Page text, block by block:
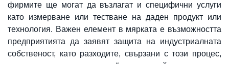
фирмите ще могат да възлагат и специфични услуги
като измерване или тестване на даден продукт или
технология. Важен елемент в мярката е възможността
предприятията да заявят защита на индустриалната
собственост, като разходите, свързани с този процес,